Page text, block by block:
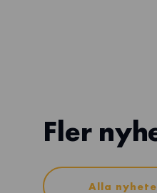
Fler
Alla